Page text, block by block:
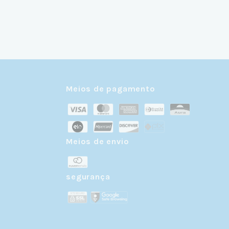
Meios de pagamento
Meios de envio
segurança